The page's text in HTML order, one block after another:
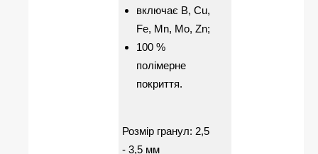
включає В, Сu,
Fe, Mn, Mo, Zn;
100 %
полімерне
покриття.
Розмір гранул: 2,5
- 3,5 мм